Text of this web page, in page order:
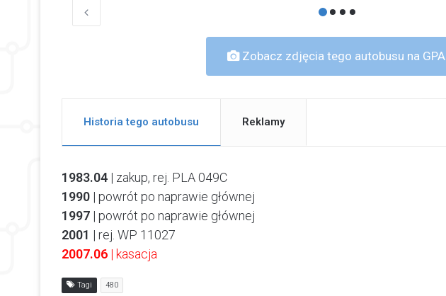
Zobacz zdjęcia tego autobusu na GPA
Historia tego autobusu Reklamy
1983.04 | zakup, rej. PLA 049C
1990 | powrót po naprawie głównej
1997 | powrót po naprawie głównej
2001 | rej. WP 11027
2007.06 | kasacja
Tagi 480